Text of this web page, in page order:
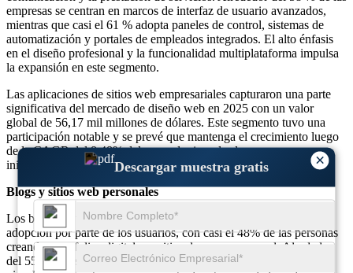
×
Descargar muestra gratis
empresas se centran en marcos de interfaz de usuario avanzados,
mientras que casi el 61 % adopta paneles de control, sistemas de
automatización y portales de empleados integrados. El alto énfasis
en el diseño profesional y la funcionalidad multiplataforma impulsa
la expansión en este segmento.
Las aplicaciones de sitios web empresariales capturaron una parte
significativa del mercado de diseño web en 2025 con un valor
global de 56,17 mil millones de dólares. Este segmento tuvo una
participación notable y se prevé que mantenga el crecimiento luego
de la CAGR del 8,48% del mercado, impulsada por mayores
iniciativas de transformación digital en todas las industrias.
Blogs y sitios web personales
Los blogs y sitios web personales continúan mostrando una fuerte
adopción por parte de los usuarios, con casi el 48% de las personas
creando portafolios digitales o sitios de marca personal. Alrededor
del 55% de los creadores de contenido dependen de diseños